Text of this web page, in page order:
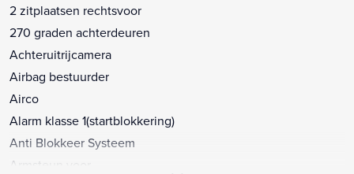
2 zitplaatsen rechtsvoor
270 graden achterdeuren
Achteruitrijcamera
Airbag bestuurder
Airco
Alarm klasse 1(startblokkering)
Anti Blokkeer Systeem
Armsteun voor